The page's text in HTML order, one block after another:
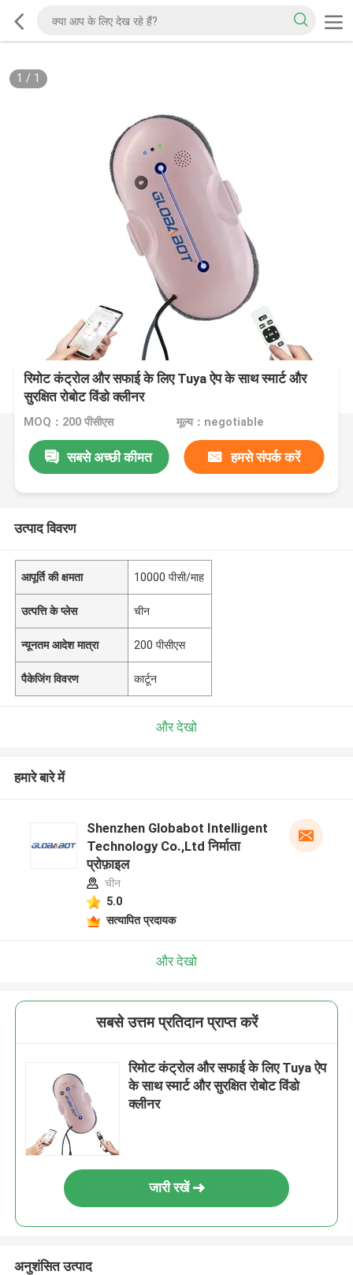
1 / 1
रिमोट कंट्रोल और सफाई के लिए Tuya ऐप के साथ स्मार्ट और
सुरक्षित रोबोट विंडो क्लीनर
MOQ：200 पीसीएस मूल्य：negotiable
सबसे अच्छी कीमत हमसे संपर्क करें
उत्पाद विवरण
आपूर्ति की क्षमता 10000 पीसी/माह
उत्पत्ति के प्लेस चीन
न्यूनतम आदेश मात्रा 200 पीसीएस
पैकेजिंग विवरण कार्टून
और देखो
हमारे बारे में
Shenzhen Globabot Intelligent
Technology Co.,Ltd निर्माता
प्रोफ़ाइल
चीन
5.0
सत्यापित प्रदायक
और देखो
सबसे उत्तम प्रतिदान प्राप्त करें
रिमोट कंट्रोल और सफाई के लिए Tuya ऐप
के साथ स्मार्ट और सुरक्षित रोबोट विंडो
क्लीनर
जारी रखें
अनुशंसित उत्पाद